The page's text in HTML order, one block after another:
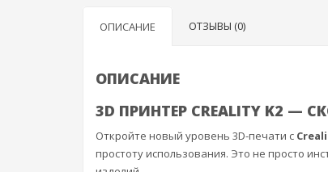
ОПИСАНИЕ ОТЗЫВЫ (0)
ОПИСАНИЕ
3D ПРИНТЕР CREALITY K2
Откройте новый уровень 3D-печати с
простоту использования. Это не просто